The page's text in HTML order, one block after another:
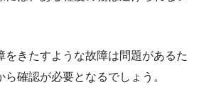
をきたすような故障は問題があるた
確認が必要となるでしょう。